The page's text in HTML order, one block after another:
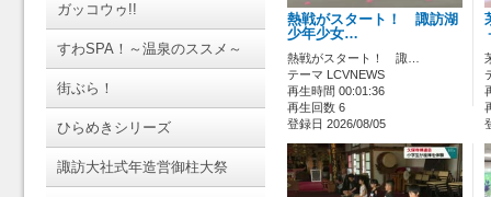
ガッコウゥ!!
すわSPA！～温泉のススメ～
街ぶら！
ひらめきシリーズ
諏訪大社式年造営御柱大祭
熱戦がスタート！ 諏訪湖
少年少女…
熱戦がスタート！ 諏…
テーマ LCVNEWS
再生時間 00:01:36
再生回数 6
登録日 2026/08/05